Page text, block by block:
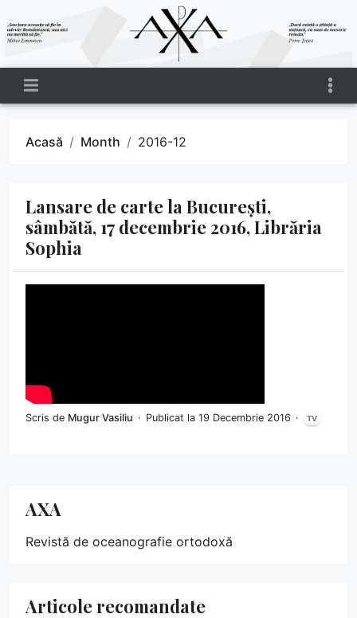
Acasă Month 2016-12
Lansare de carte la București,
sâmbătă, 17 decembrie 2016, Librăria
Sophia
Scris de Mugur Vasiliu Publicat la 19 Decembrie 2016 TV
AXA
Revistă de oceanografie ortodoxă
Articole recomandate